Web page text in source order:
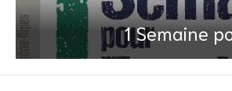
1 Semaine